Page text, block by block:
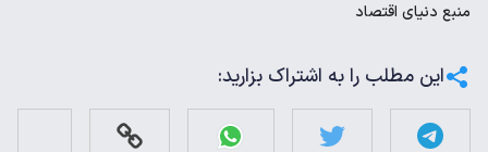
منبع دنیای اقتصاد
این مطلب را به اشتراک بزارید: